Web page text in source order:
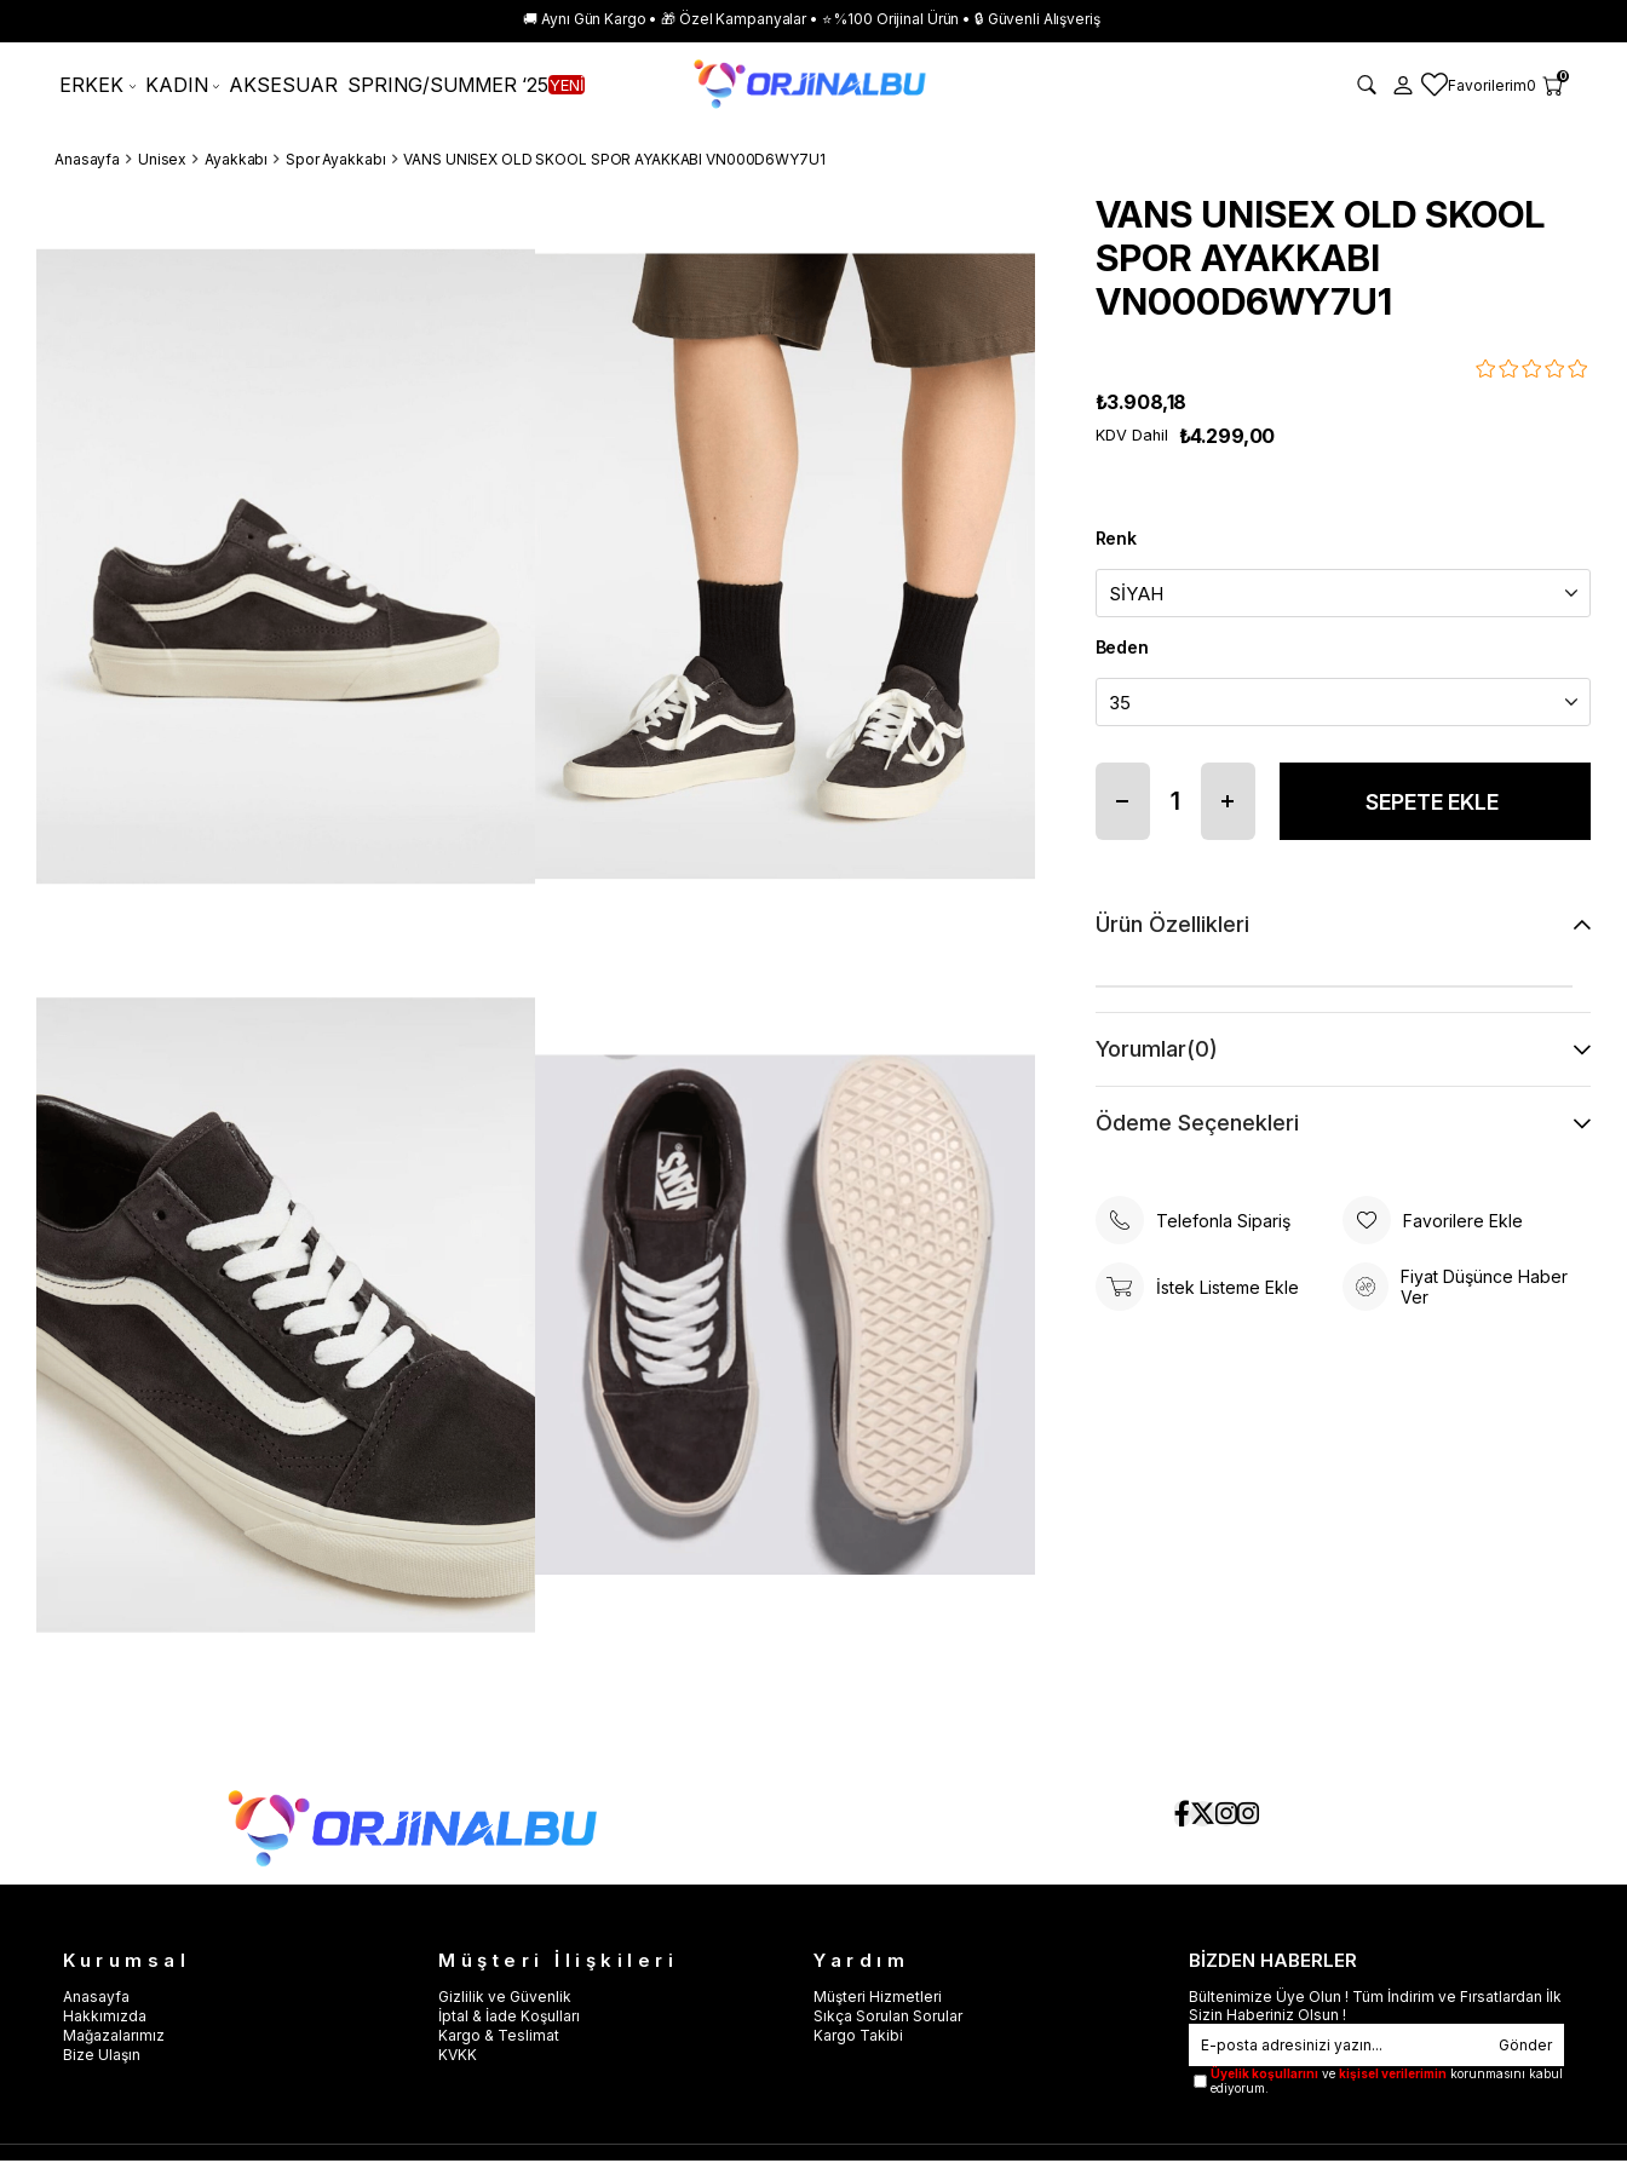
🚚 Aynı Gün Kargo • 🎁 Özel Kampanyalar • ⭐ %100 Orijinal Ürün • 🔒 Güvenli Alışveriş
ERKEK KADIN AKSESUAR SPRING/SUMMER ‘25YENİ Favorilerim0 0
Anasayfa Unisex Ayakkabı Spor Ayakkabı VANS UNISEX OLD SKOOL SPOR AYAKKABI VN000D6WY7U1
VANS UNISEX OLD SKOOL
SPOR AYAKKABI
VN000D6WY7U1
₺3.908,18
KDV Dahil ₺4.299,00
Renk
Beden
Ürün Özellikleri
Yorumlar(0)
Ödeme Seçenekleri
Telefonla Sipariş Favorilere Ekle
İstek Listeme Ekle
Fiyat Düşünce Haber
Ver
Kurumsal
Anasayfa
Hakkımızda
Mağazalarımız
Bize Ulaşın
Müşteri İlişkileri
Gizlilik ve Güvenlik
İptal & İade Koşulları
Kargo & Teslimat
KVKK
Yardım
Müşteri Hizmetleri
Sıkça Sorulan Sorular
Kargo Takibi
BİZDEN HABERLER
Bültenimize Üye Olun ! Tüm İndirim ve Fırsatlardan İlk
Sizin Haberiniz Olsun !
Gönder
Üyelik koşullarını ve kişisel verilerimin korunmasını kabul
ediyorum.